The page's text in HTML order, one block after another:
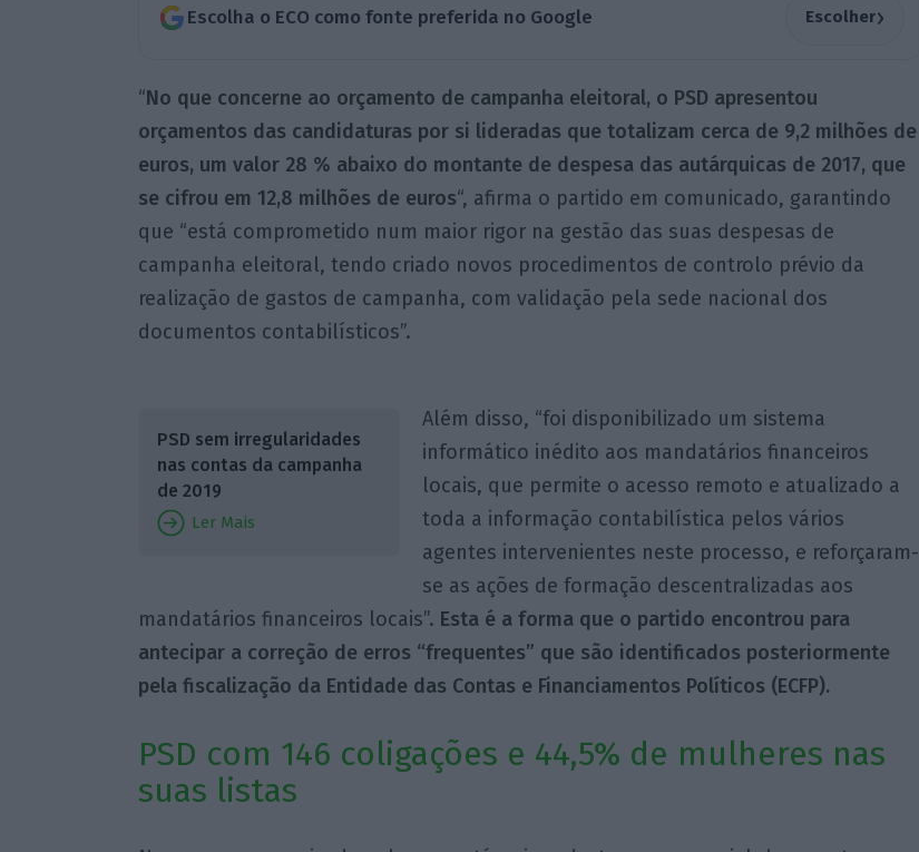
Escolha o ECO como fonte preferida no Google Escolher›
“No que concerne ao orçamento de campanha eleitoral, o PSD apresentou
orçamentos das candidaturas por si lideradas que totalizam cerca de 9,2 milhões de
euros, um valor 28 % abaixo do montante de despesa das autárquicas de 2017, que
se cifrou em 12,8 milhões de euros“, afirma o partido em comunicado, garantindo
que “está comprometido num maior rigor na gestão das suas despesas de
campanha eleitoral, tendo criado novos procedimentos de controlo prévio da
realização de gastos de campanha, com validação pela sede nacional dos
documentos contabilísticos”.
PSD sem irregularidades
nas contas da campanha
de 2019
Ler Mais
Além disso, “foi disponibilizado um sistema
informático inédito aos mandatários financeiros
locais, que permite o acesso remoto e atualizado a
toda a informação contabilística pelos vários
agentes intervenientes neste processo, e reforçaram-
se as ações de formação descentralizadas aos
mandatários financeiros locais”. Esta é a forma que o partido encontrou para
antecipar a correção de erros “frequentes” que são identificados posteriormente
pela fiscalização da Entidade das Contas e Financiamentos Políticos (ECFP).
PSD com 146 coligações e 44,5% de mulheres nas
suas listas